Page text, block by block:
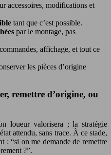
accessoires, modifications et
tant que c’est possible.
par le montage, pas
affichage, et tout ce
les pièces d’origine
remettre d’origine, ou
loueur valorisera ; la stratégie
attendu, sans trace. À ce stade,
: “si on me demande de remettre
?”.